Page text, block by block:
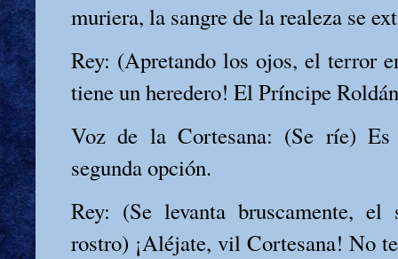
muriera, la sangre de la realeza se
Rey: (Apretando los ojos, el terror
tiene un heredero! El Príncipe
Voz de la Cortesana: (Se ríe) Es
segunda opción.
Rey: (Se levanta bruscamente, el
rostro) ¡Aléjate, vil Cortesana! No